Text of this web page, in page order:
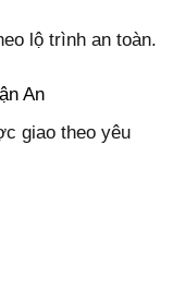
lộ trình an toàn.
An
giao theo yêu